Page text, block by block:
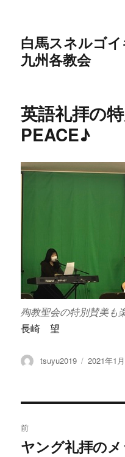
白馬スネルゴ
九州各教会
英語礼拝の
PEACE♪
殉教聖会の特別賛美も
長崎 望
投
tsuyu2019
投
2021年1
稿
前
過
ヤング礼拝の